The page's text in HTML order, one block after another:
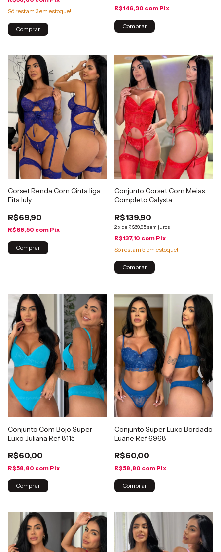
Só restam 3em estoque!
Comprar
R$146,90 com Pix
Comprar
Corset Renda Com Cinta liga
Fita Iuly
R$69,90
R$68,50 com Pix
Comprar
Conjunto Corset Com Meias
Completo Calysta
R$139,90
2x de R$69,95 sem juros
R$137,10 com Pix
Só restam 5 em estoque!
Comprar
Conjunto Com Bojo Super
Luxo Juliana Ref 8115
R$60,00
R$58,80 com Pix
Comprar
Conjunto Super Luxo Bordado
Luane Ref 6968
R$60,00
R$58,80 com Pix
Comprar